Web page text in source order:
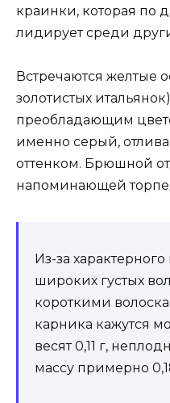
краинки, которая по
лидирует среди
Встречаются желтые
золотистых
преобладающим
именно серый,
оттенком. Брюшной
напоминающей
Из-за
широких густых
короткими
карника кажутся
весят 0,11 г,
массу примерно